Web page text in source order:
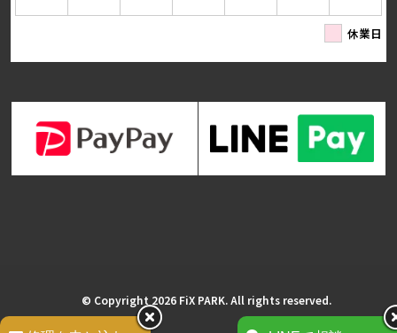
休業日
© Copyright 2026 FiX PARK. All rights reserved.